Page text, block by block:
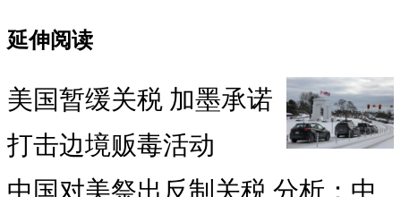
延伸阅读
美国暂缓关税 加墨承诺
打击边境贩毒活动
中国对美祭出反制关税 分析：中